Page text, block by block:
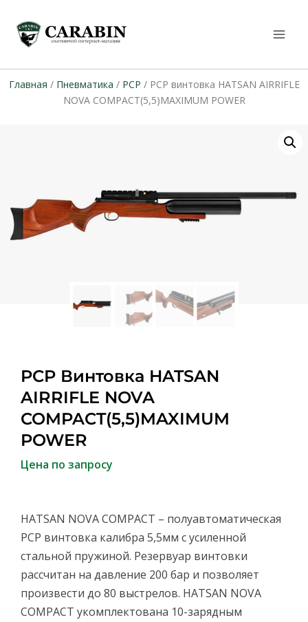
Главная / Пневматика / PCP / PCP винтовка HATSAN AIRRIFLE
NOVA COMPACT(5,5)MAXIMUM POWER
PCP Винтовка HATSAN
AIRRIFLE NOVA
COMPACT(5,5)MAXIMUM
POWER
Цена по запросу
HATSAN NOVA COMPACT – полуавтоматическая
PCP винтовка калибра 5,5мм с усиленной
стальной пружиной. Резервуар винтовки
рассчитан на давление 200 бар и позволяет
произвести до 80 выстрелов. HATSAN NOVA
COMPACT укомплектована 10-зарядным